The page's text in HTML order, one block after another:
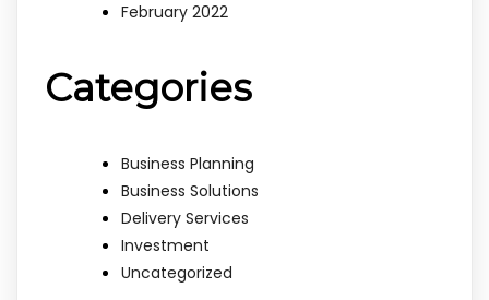
February 2022
Categories
Business Planning
Business Solutions
Delivery Services
Investment
Uncategorized